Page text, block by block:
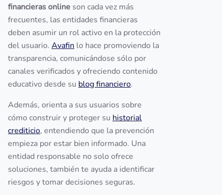
financieras online son cada vez más
frecuentes, las entidades financieras
deben asumir un rol activo en la protección
del usuario. Avafin lo hace promoviendo la
transparencia, comunicándose sólo por
canales verificados y ofreciendo contenido
educativo desde su blog financiero.
Además, orienta a sus usuarios sobre
cómo construir y proteger su historial
crediticio, entendiendo que la prevención
empieza por estar bien informado. Una
entidad responsable no solo ofrece
soluciones, también te ayuda a identificar
riesgos y tomar decisiones seguras.